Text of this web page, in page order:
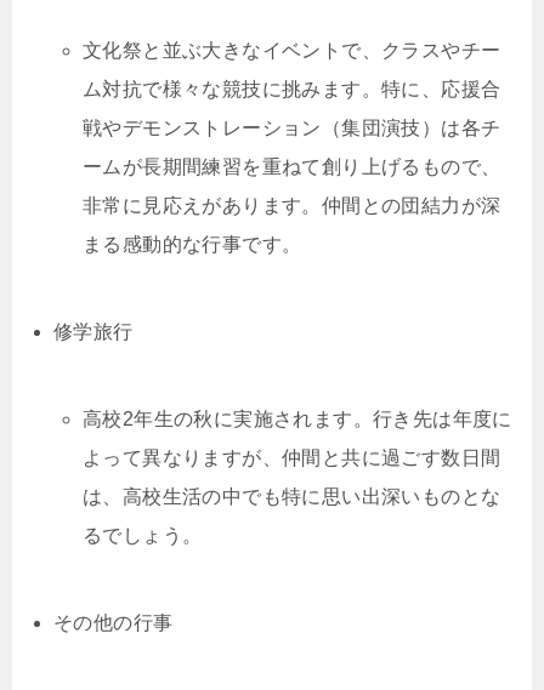
文化祭と並ぶ大きなイベントで、クラスやチー
ム対抗で様々な競技に挑みます。特に、応援合
戦やデモンストレーション（集団演技）は各チ
ームが長期間練習を重ねて創り上げるもので、
非常に見応えがあります。仲間との団結力が深
まる感動的な行事です。
修学旅行
高校2年生の秋に実施されます。行き先は年度に
よって異なりますが、仲間と共に過ごす数日間
は、高校生活の中でも特に思い出深いものとな
るでしょう。
その他の行事